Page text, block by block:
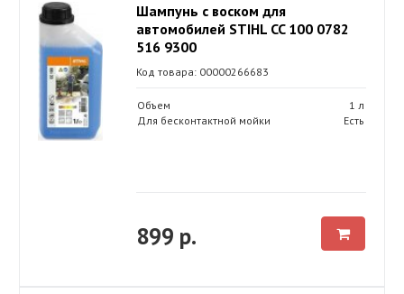
Шампунь с воском для
автомобилей STIHL CC 100 0782
516 9300
Код товара: 00000266683
Объем
1 л
Для бесконтактной мойки
Есть
899 р.